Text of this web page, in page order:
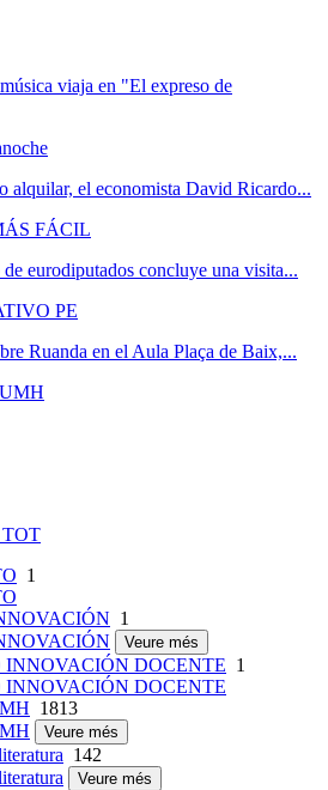
viaja en "El expreso de
alquilar, el economista David Ricardo...
FÁCIL
eurodiputados concluye una visita...
PE
Ruanda en el Aula Plaça de Baix,...
1
1
Veure més
INNOVACIÓN DOCENTE 1
INNOVACIÓN DOCENTE
1813
Veure més
142
Veure més